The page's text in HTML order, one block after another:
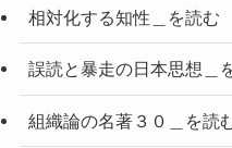
相対化する知性＿を読む
誤読と暴走の日本思想＿
組織論の名著３０＿を読